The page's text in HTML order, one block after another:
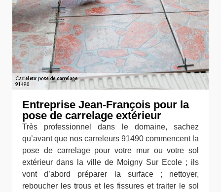
Entreprise Jean-François pour la
pose de carrelage extérieur
Très professionnel dans le domaine, sachez
qu’avant que nos carreleurs 91490 commencent la
pose de carrelage pour votre mur ou votre sol
extérieur dans la ville de Moigny Sur Ecole ; ils
vont d’abord préparer la surface ; nettoyer,
reboucher les trous et les fissures et traiter le sol